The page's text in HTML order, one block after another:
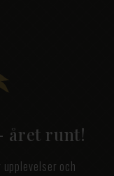
året runt!
och